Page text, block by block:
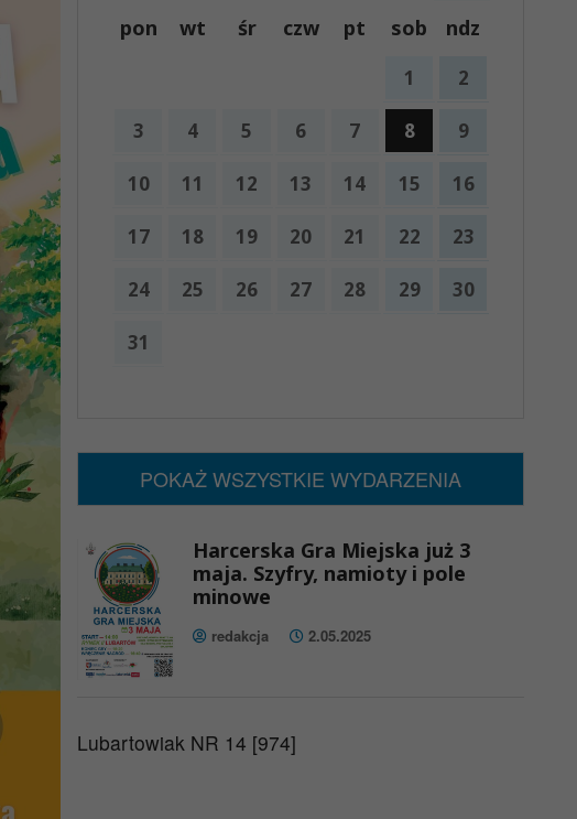
pon
wt śr czw pt sob ndz
1 2
3 4 5 6 7 8 9
10 11 12 13 14 15 16
17 18 19 20 21 22 23
24 25 26 27 28 29 30
31
POKAŻ WSZYSTKIE WYDARZENIA
Harcerska Gra Miejska już 3
maja. Szyfry, namioty i pole
minowe
redakcja 2.05.2025
Lubartowiak NR 14 [974]